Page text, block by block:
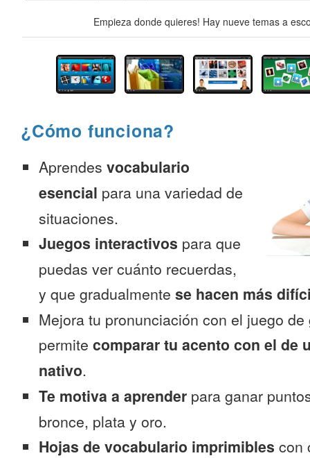
Empieza donde quieres! Hay nueve temas a
¿Cómo funciona?
Aprendes vocabulario
esencial para una variedad de
situaciones.
Juegos interactivos para que
puedas ver cuánto recuerdas,
y que gradualmente se hacen más
Mejora tu pronunciación con el juego
permite comparar tu acento con el de
nativo.
Te motiva a aprender para ganar
bronce, plata y oro.
Hojas de vocabulario imprimibles con